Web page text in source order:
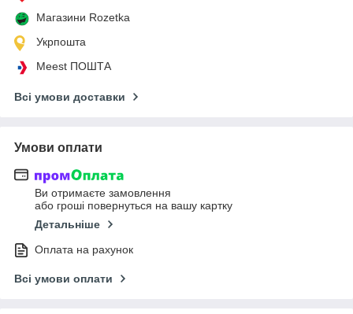
Магазини Rozetka
Укрпошта
Meest ПОШТА
Всі умови доставки
Умови оплати
Ви отримаєте замовлення
або гроші повернуться на вашу картку
Детальніше
Оплата на рахунок
Всі умови оплати